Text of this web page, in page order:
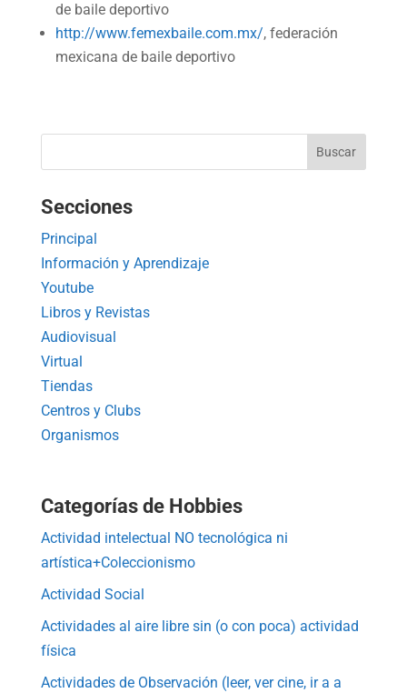
de baile deportivo
http://www.femexbaile.com.mx/, federación
mexicana de baile deportivo
Secciones
Principal
Información y Aprendizaje
Youtube
Libros y Revistas
Audiovisual
Virtual
Tiendas
Centros y Clubs
Organismos
Categorías de Hobbies
Actividad intelectual NO tecnológica ni
artística+Coleccionismo
Actividad Social
Actividades al aire libre sin (o con poca) actividad
física
Actividades de Observación (leer, ver cine, ir a a